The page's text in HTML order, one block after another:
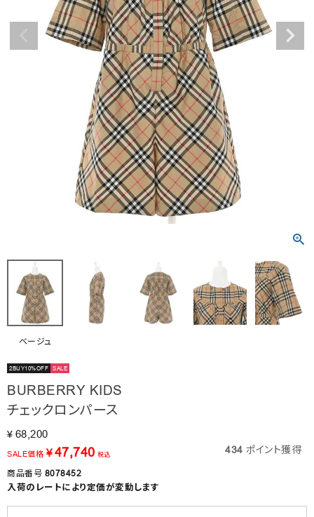
OUTLET
INFORMATION
はじめてご利用の方へ
お問い合わせ
ベージュ
2BUY10%OFF SALE
BURBERRY KIDS
チェックロンパース
¥ 68,200
SALE価格 ¥ 47,740 税込 434 ポイント獲得
商品番号 8078452
入荷のレートにより定価が変動します